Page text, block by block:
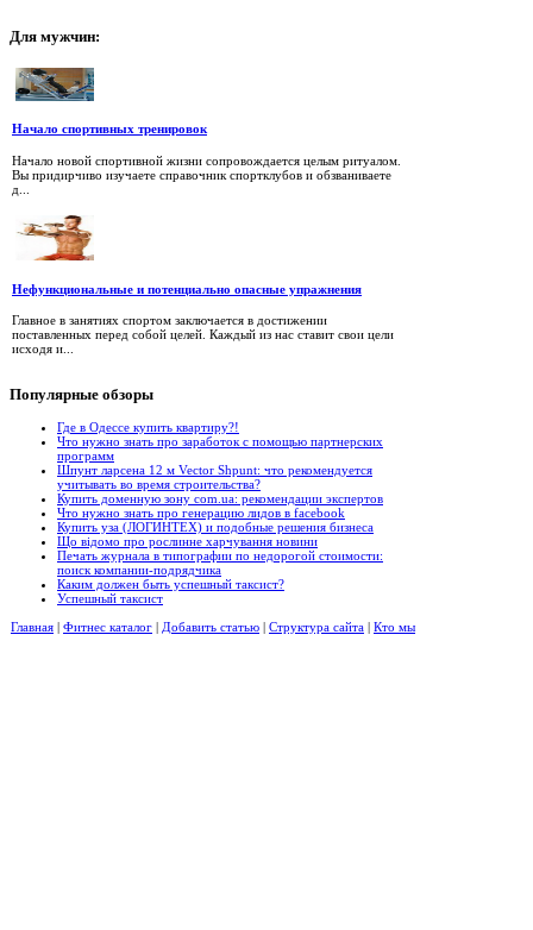
Для мужчин:
Начало спортивных тренировок
Начало новой спортивной жизни сопровождается целым ритуалом.
Вы придирчиво изучаете справочник спортклубов и обзваниваете
д...
Нефункциональные и потенциально опасные упражнения
Главное в занятиях спортом заключается в достижении
поставленных перед собой целей. Каждый из нас ставит свои цели
исходя и...
Популярные обзоры
Где в Одессе купить квартиру?!
Что нужно знать про заработок с помощью партнерских
программ
Шпунт ларсена 12 м Vector Shpunt: что рекомендуется
учитывать во время строительства?
Купить доменную зону com.ua: рекомендации экспертов
Что нужно знать про генерацию лидов в facebook
Купить уза (ЛОГИНТЕХ) и подобные решения бизнеса
Що відомо про рослинне харчування новини
Печать журнала в типографии по недорогой стоимости:
поиск компании-подрядчика
Каким должен быть успешный таксист?
Успешный таксист
Главная | Фитнес каталог | Добавить статью | Структура сайта | Кто мы